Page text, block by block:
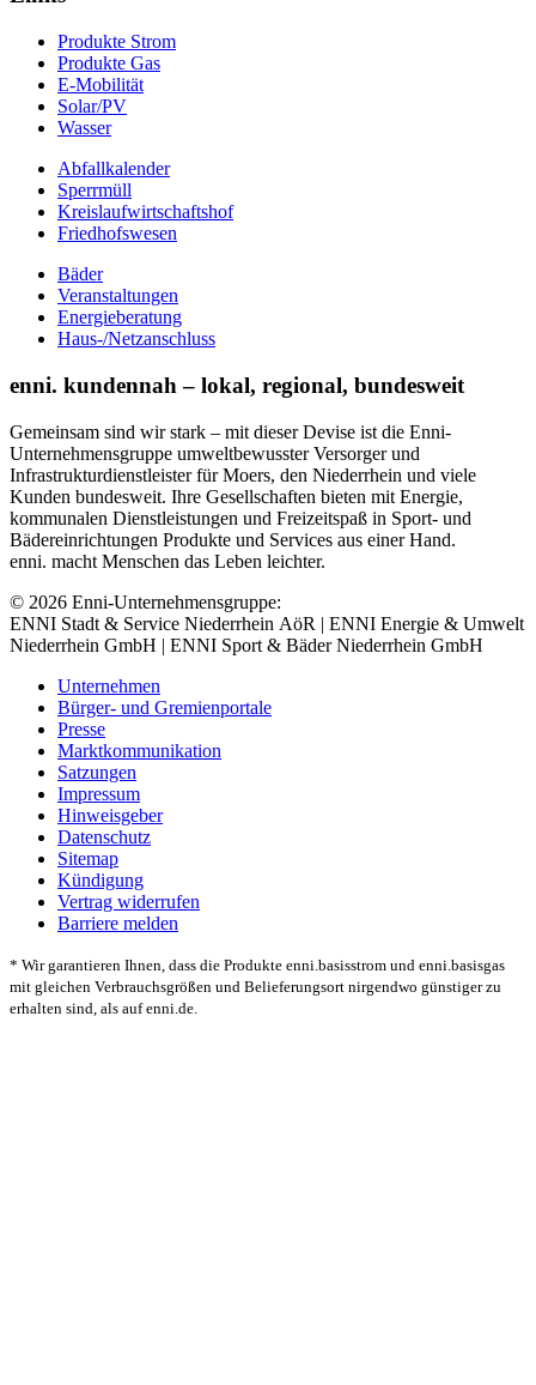
Produkte Strom
Produkte Gas
E-Mobilität
Solar/PV
Wasser
Abfallkalender
Sperrmüll
Kreislaufwirtschaftshof
Friedhofswesen
Bäder
Veranstaltungen
Energieberatung
Haus-/Netzanschluss
enni. kundennah – lokal, regional, bundesweit
Gemeinsam sind wir stark – mit dieser Devise ist die Enni-
Unternehmensgruppe umweltbewusster Versorger und
Infrastrukturdienstleister für Moers, den Niederrhein und viele
Kunden bundesweit. Ihre Gesellschaften bieten mit Energie,
kommunalen Dienstleistungen und Freizeitspaß in Sport- und
Bädereinrichtungen Produkte und Services aus einer Hand.
enni. macht Menschen das Leben leichter.
© 2026 Enni-Unternehmensgruppe:
ENNI Stadt & Service Niederrhein AöR | ENNI Energie & Umwelt
Niederrhein GmbH | ENNI Sport & Bäder Niederrhein GmbH
Unternehmen
Bürger- und Gremienportale
Presse
Marktkommunikation
Satzungen
Impressum
Hinweisgeber
Datenschutz
Sitemap
Kündigung
Vertrag widerrufen
Barriere melden
* Wir garantieren Ihnen, dass die Produkte enni.basisstrom und enni.basisgas
mit gleichen Verbrauchsgrößen und Belieferungsort nirgendwo günstiger zu
erhalten sind, als auf enni.de.